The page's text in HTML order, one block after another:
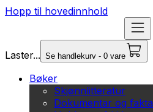
Hopp til hovedinnhold
Laster... Se handlekurv - 0 vare
Bøker
Skjønnlitteratur
Dokumentar og fakta